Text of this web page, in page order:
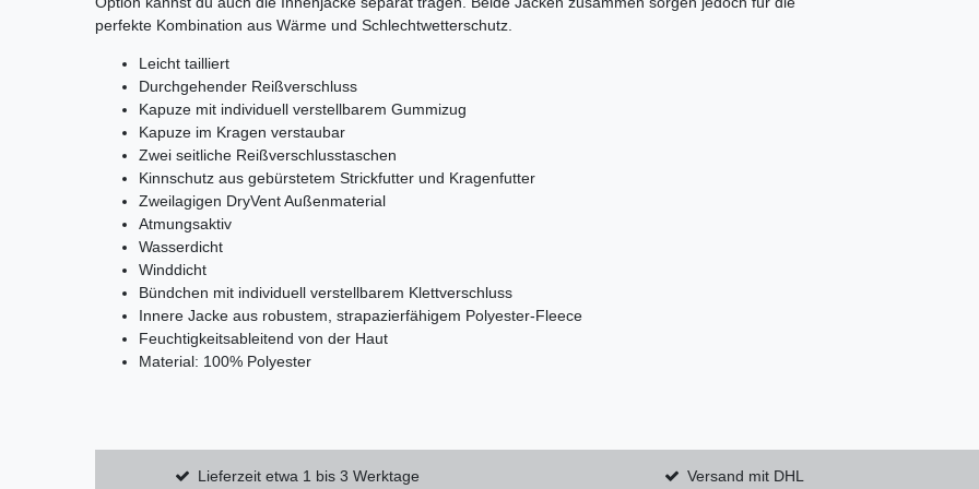
perfekte Kombination aus Wärme und Schlechtwetterschutz.
Leicht tailliert
Durchgehender Reißverschluss
Kapuze mit individuell verstellbarem Gummizug
Kapuze im Kragen verstaubar
Zwei seitliche Reißverschlusstaschen
Kinnschutz aus gebürstetem Strickfutter und Kragenfutter
Zweilagigen DryVent Außenmaterial
Atmungsaktiv
Wasserdicht
Winddicht
Bündchen mit individuell verstellbarem Klettverschluss
Innere Jacke aus robustem, strapazierfähigem Polyester-Fleece
Feuchtigkeitsableitend von der Haut
Material: 100% Polyester
Lieferzeit etwa 1 bis 3 Werktage Versand mit DHL